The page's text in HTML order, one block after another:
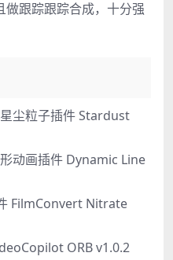
做跟踪跟踪合成，十分强
尘粒子插件 Stardust
动画插件 Dynamic Line
FilmConvert Nitrate
ORB v1.0.2